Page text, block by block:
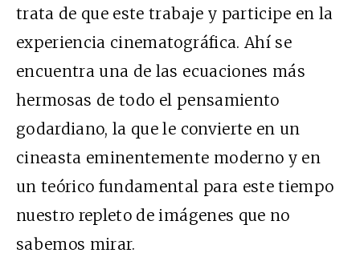
trata de que este trabaje y participe en la
experiencia cinematográfica. Ahí se
encuentra una de las ecuaciones más
hermosas de todo el pensamiento
godardiano, la que le convierte en un
cineasta eminentemente moderno y en
un teórico fundamental para este tiempo
nuestro repleto de imágenes que no
sabemos mirar.